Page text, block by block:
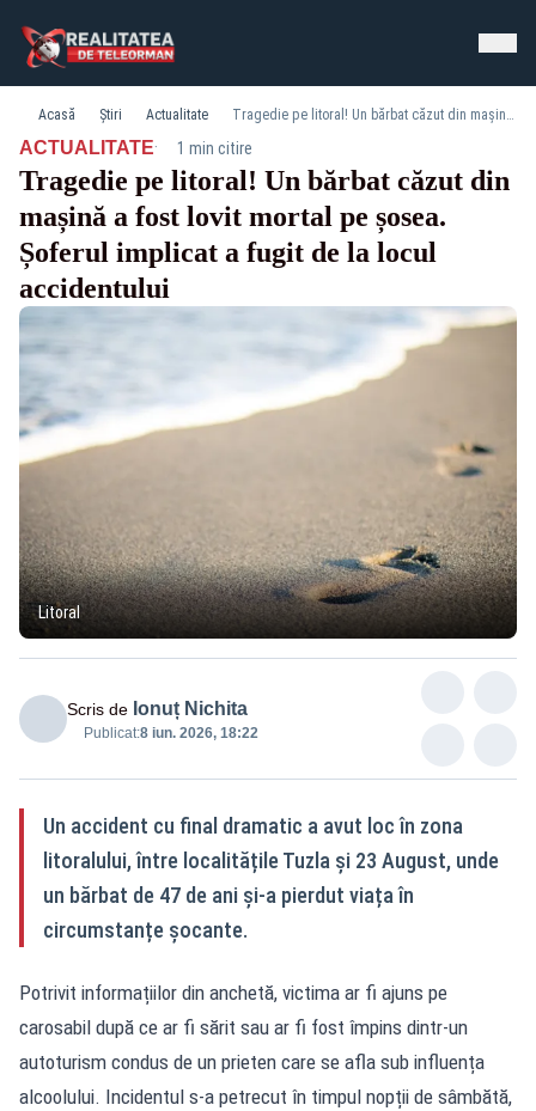
Acasă Știri Actualitate Tragedie pe litoral! Un bărbat căzut din mașină a fost lovit mortal pe șosea. Șoferul implicat a fugit de la locul accidentului
ACTUALITATE· 1 min citire
Tragedie pe litoral! Un bărbat căzut din
mașină a fost lovit mortal pe șosea.
Șoferul implicat a fugit de la locul
accidentului
Litoral
Scris de Ionuț Nichita
Publicat:8 iun. 2026, 18:22
Un accident cu final dramatic a avut loc în zona
litoralului, între localitățile Tuzla și 23 August, unde
un bărbat de 47 de ani și-a pierdut viața în
circumstanțe șocante.
Potrivit informațiilor din anchetă, victima ar fi ajuns pe
carosabil după ce ar fi sărit sau ar fi fost împins dintr-un
autoturism condus de un prieten care se afla sub influența
alcoolului. Incidentul s-a petrecut în timpul nopții de sâmbătă,